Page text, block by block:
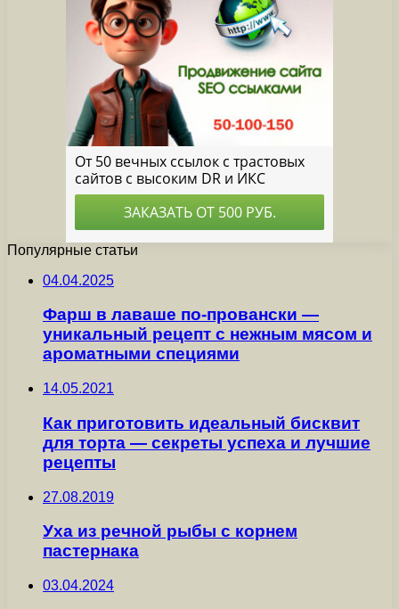
Популярные статьи
04.04.2025
Фарш в лаваше по-провански —
уникальный рецепт с нежным мясом и
ароматными специями
14.05.2021
Как приготовить идеальный бисквит
для торта — секреты успеха и лучшие
рецепты
27.08.2019
Уха из речной рыбы с корнем
пастернака
03.04.2024